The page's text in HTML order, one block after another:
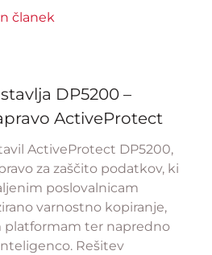
članek
DP5200 –
ActiveProtect
ActiveProtect DP5200,
za zaščito podatkov, ki
poslovalnicam
varnostno kopiranje,
platformam ter napredno
Rešitev